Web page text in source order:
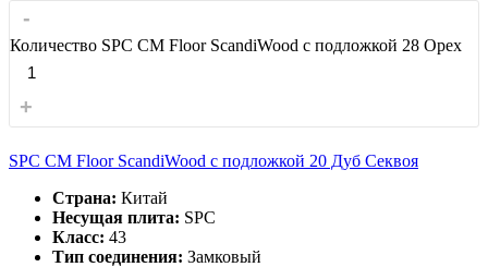
-
Количество SPC CM Floor ScandiWood с подложкой 28 Орех
+
SPC CM Floor ScandiWood с подложкой 20 Дуб Секвоя
Страна: Китай
Несущая плита: SPC
Класс: 43
Тип соединения: Замковый